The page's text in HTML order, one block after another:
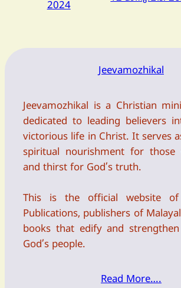
2024
Jeevamozhikal
Jeevamozhikal is a Christian
dedicated to leading believers
victorious life in Christ. It serves
spiritual nourishment for those
and thirst for God’s truth.
This is the official website of
Publications, publishers of
books that edify and
God’s people.
Read More….